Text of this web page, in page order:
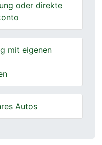
oder direkte
mit eigenen
Autos